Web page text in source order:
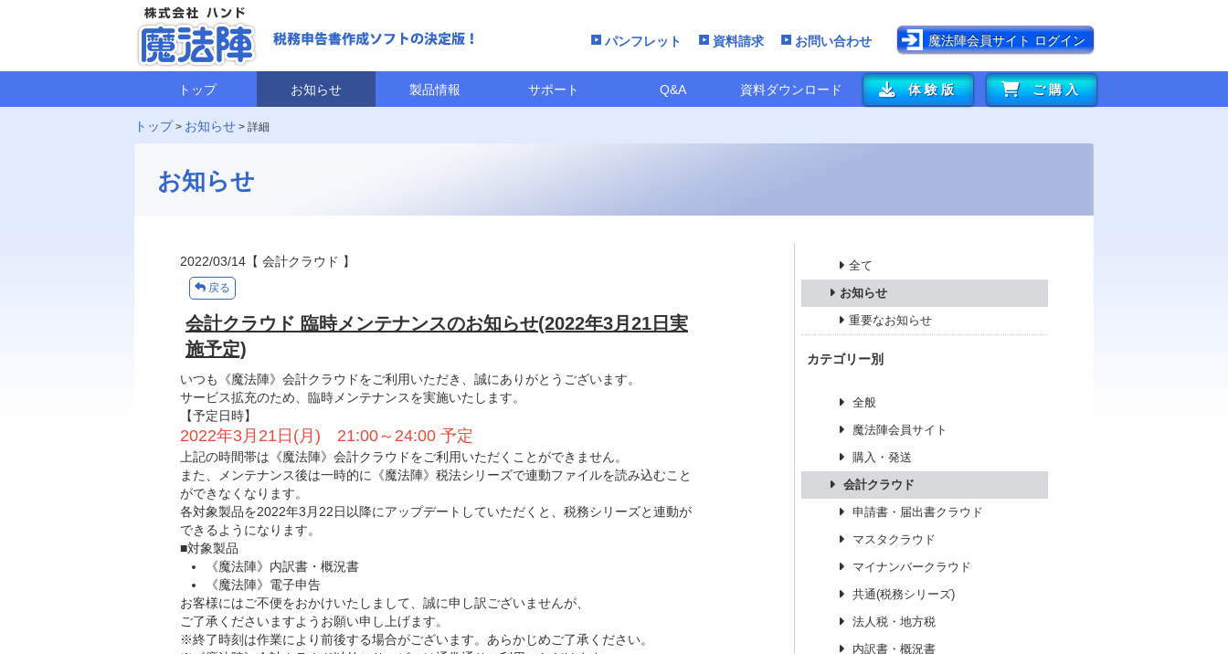
パンフレット 資料請求 お問い合わせ 魔法陣会員サイト ログイン
トップ お知らせ 製品情報 サポート Q&A 資料ダウンロード 体験版 ご購入
トップ > お知らせ > 詳細
お知らせ
2022/03/14 【 会計クラウド 】
戻る
会計クラウド 臨時メンテナンスのお知らせ(2022年3月21日実
施予定)
いつも《魔法陣》会計クラウドをご利用いただき、誠にありがとうございます。
サービス拡充のため、臨時メンテナンスを実施いたします。
【予定日時】
2022年3月21日(月) 21:00～24:00 予定
上記の時間帯は《魔法陣》会計クラウドをご利用いただくことができません。
また、メンテナンス後は一時的に《魔法陣》税法シリーズで連動ファイルを読み込むこと
ができなくなります。
各対象製品を2022年3月22日以降にアップデートしていただくと、税務シリーズと連動が
できるようになります。
■対象製品
《魔法陣》内訳書・概況書
《魔法陣》電子申告
お客様にはご不便をおかけいたしまして、誠に申し訳ございませんが、
ご了承くださいますようお願い申し上げます。
※終了時刻は作業により前後する場合がございます。あらかじめご了承ください。
全て
お知らせ
重要なお知らせ
カテゴリー別
全般
魔法陣会員サイト
購入・発送
会計クラウド
申請書・届出書クラウド
マスタクラウド
マイナンバークラウド
共通(税務シリーズ)
法人税・地方税
内訳書・概況書